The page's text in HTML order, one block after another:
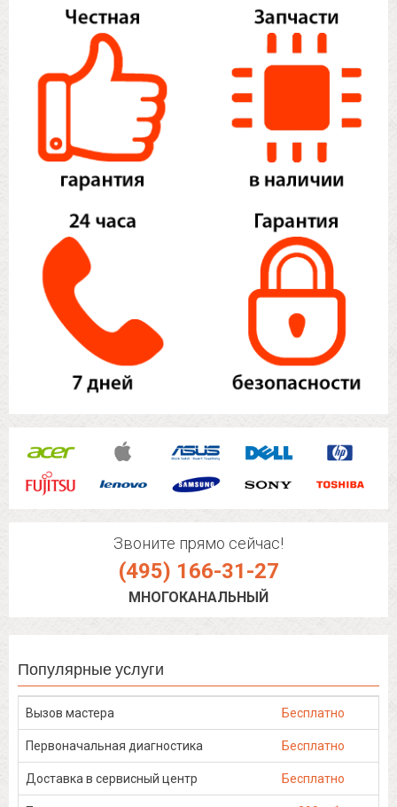
Звоните прямо сейчас!
(495) 166-31-27
МНОГОКАНАЛЬНЫЙ
Популярные услуги
Вызов мастера Бесплатно
Первоначальная диагностика Бесплатно
Доставка в сервисный центр Бесплатно